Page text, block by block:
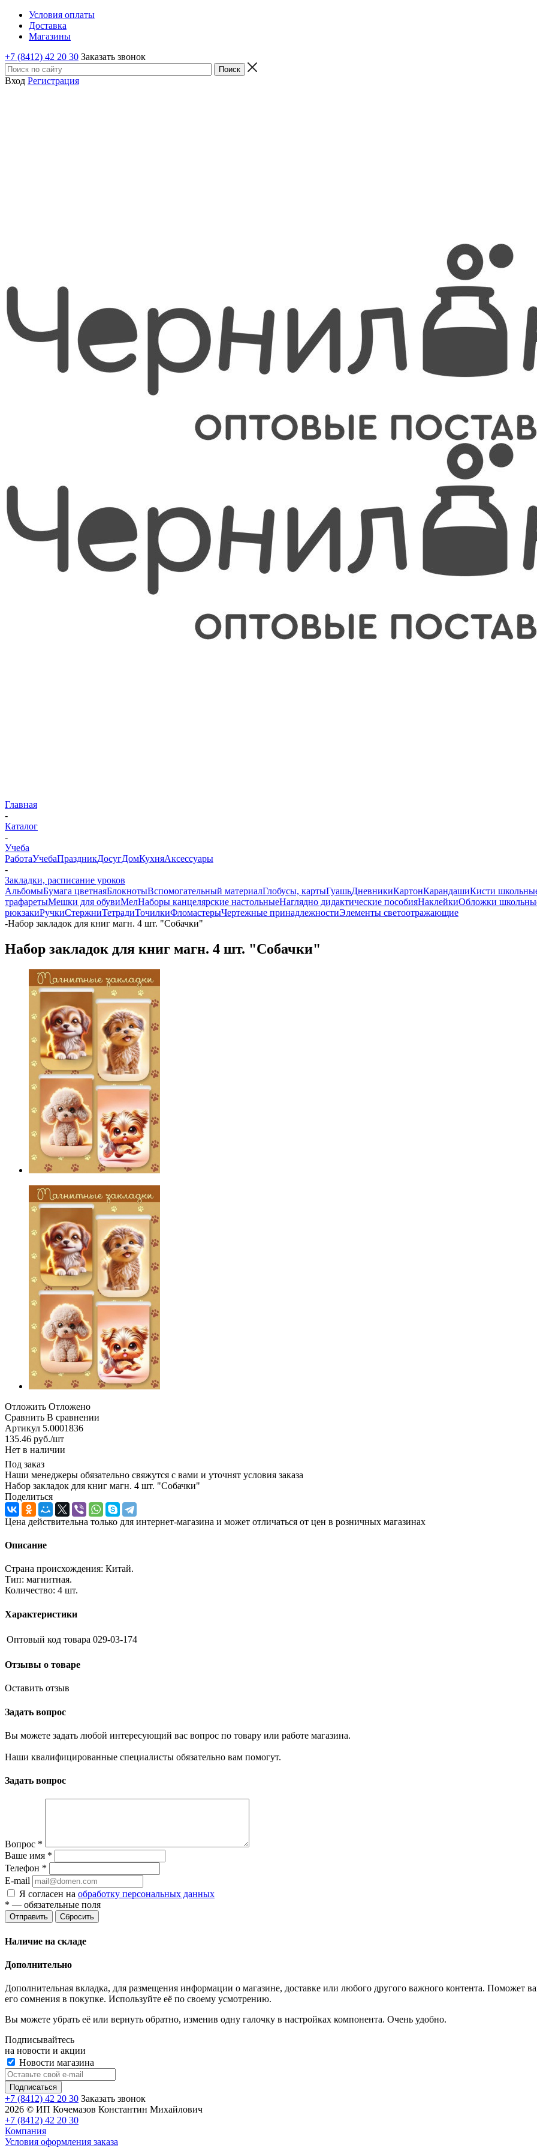
Условия оплаты
Доставка
Магазины
+7 (8412) 42 20 30 Заказать звонок
Вход Регистрация
Главная
-
Каталог
-
Учеба
РаботаУчебаПраздникДосугДомКухняАксессуары
-
Закладки, расписание уроков
АльбомыБумага цветнаяБлокнотыВспомогательный материалГлобусы, картыГуашьДневникиКартонКарандашиКисти
трафаретыМешки для обувиМелНаборы канцелярские настольныеНаглядно дидактические пособияНаклейкиОбложки
рюкзакиРучкиСтержниТетрадиТочилкиФломастерыЧертежные принадлежностиЭлементы светоотражающие
-Набор закладок для книг магн. 4 шт. "Собачки"
Набор закладок для книг магн. 4 шт. "Собачки"
Отложить Отложено
Сравнить В сравнении
Артикул 5.0001836
135.46 руб./шт
Нет в наличии
Под заказ
Наши менеджеры обязательно свяжутся с вами и уточнят условия заказа
Набор закладок для книг магн. 4 шт. "Собачки"
Поделиться
Цена действительна только для интернет-магазина и может отличаться от цен в розничных магазинах
Описание
Страна происхождения: Китай.
Тип: магнитная.
Количество: 4 шт.
Характеристики
Оптовый код товара 029-03-174
Отзывы о товаре
Оставить отзыв
Задать вопрос
Вы можете задать любой интересующий вас вопрос по товару или работе магазина.
Наши квалифицированные специалисты обязательно вам помогут.
Задать вопрос
Вопрос *
Ваше имя *
Телефон *
E-mail
Я согласен на обработку персональных данных
* — обязательные поля
Отправить Сбросить
Наличие на складе
Дополнительно
Дополнительная вкладка, для размещения информации о магазине, доставке или любого другого важного контента. Поможет
его сомнения в покупке. Используйте её по своему усмотрению.
Вы можете убрать её или вернуть обратно, изменив одну галочку в настройках компонента. Очень удобно.
Подписывайтесь
на новости и акции
Новости магазина
+7 (8412) 42 20 30 Заказать звонок
2026 © ИП Кочемазов Константин Михайлович
+7 (8412) 42 20 30
Компания
Условия оформления заказа